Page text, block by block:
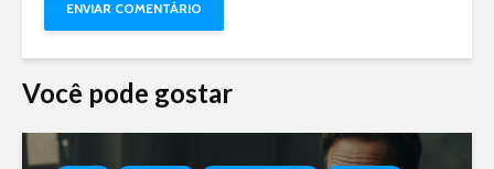
Você pode gostar